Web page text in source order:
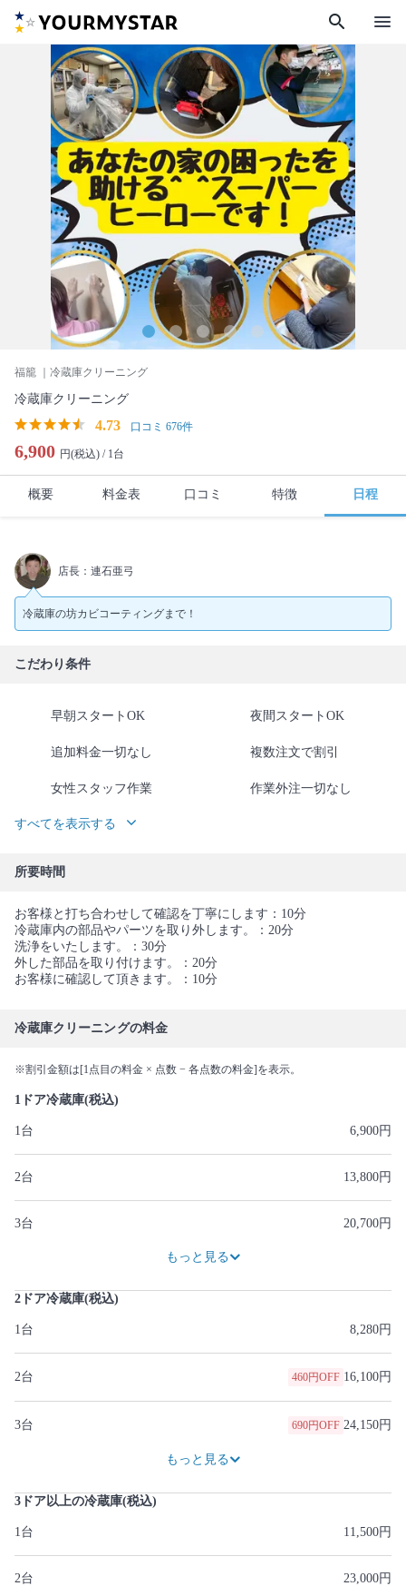
search menu
福籠 ｜冷蔵庫クリーニング
冷蔵庫クリーニング
4.73 口コミ 676件
6,900 円(税込) / 1台
概要 料金表 口コミ 特徴 日程
店長：連石亜弓
冷蔵庫の坊カビコーティングまで！
こだわり条件
早朝スタートOK 夜間スタートOK
追加料金一切なし 複数注文で割引
女性スタッフ作業 作業外注一切なし
すべてを表示する
所要時間
お客様と打ち合わせして確認を丁寧にします：10分
冷蔵庫内の部品やパーツを取り外します。：20分
洗浄をいたします。：30分
外した部品を取り付けます。：20分
お客様に確認して頂きます。：10分
冷蔵庫クリーニングの料金
※割引金額は[1点目の料金 × 点数 − 各点数の料金]を表示。
1ドア冷蔵庫(税込)
1台 6,900円
2台 13,800円
3台
20,700円
もっと見る
2ドア冷蔵庫(税込)
1台 8,280円
2台 460円OFF 16,100円
3台 690円OFF 24,150円
もっと見る
3ドア以上の冷蔵庫(税込)
1台 11,500円
2台 23,000円